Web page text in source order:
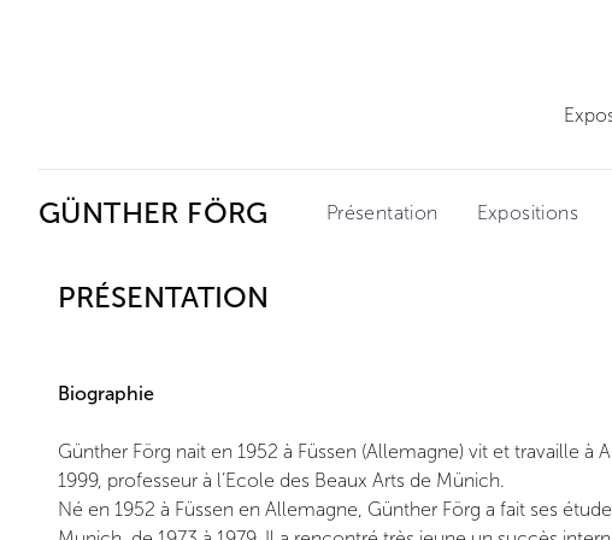
GÜNTHER FÖRG Présentation Expositions
PRÉSENTATION
Biographie
Günther Förg nait en 1952 à Füssen (Allemagne) vit et travaille à
1999, professeur à l’Ecole des Beaux Arts de Münich.
Né en 1952 à Füssen en Allemagne, Günther Förg a fait ses